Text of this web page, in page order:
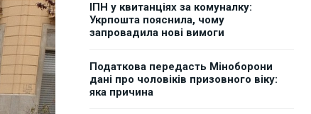
ІПН у квитанціях за комуналку:
Укрпошта пояснила, чому
запровадила нові вимоги
Податкова передасть Міноборони
дані про чоловіків призовного віку:
яка причина